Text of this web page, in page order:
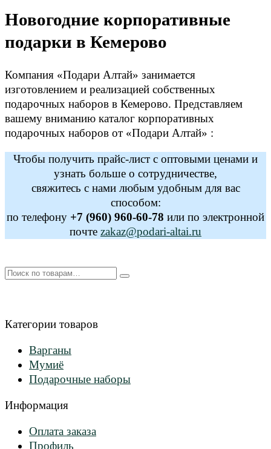
Новогодние корпоративные
подарки в Кемерово
Компания «Подари Алтай» занимается
изготовлением и реализацией собственных
подарочных наборов в Кемерово. Представляем
вашему вниманию каталог корпоративных
подарочных наборов от «Подари Алтай» :
Чтобы получить прайс-лист с оптовыми ценами и
узнать больше о сотрудничестве,
свяжитесь с нами любым удобным для вас
способом:
по телефону +7 (960) 960-60-78 или по электронной
почте zakaz@podari-altai.ru
Искать:
Категории товаров
Варганы
Мумиё
Подарочные наборы
Информация
Оплата заказа
Профиль